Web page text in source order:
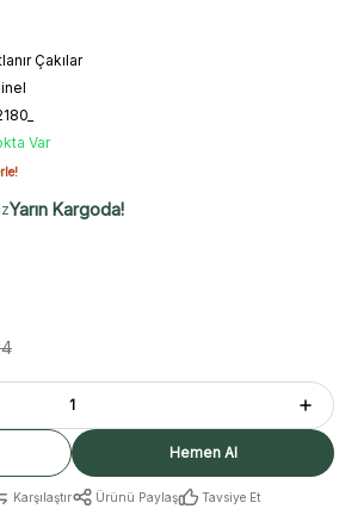
Çakılar
Var
Yarın Kargoda!
Hemen Al
Karşılaştır Ürünü Paylaş Tavsiye Et